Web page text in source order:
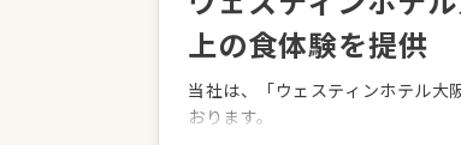
上の食体験を提供
当社は、「ウェスティンホテル大
おります。